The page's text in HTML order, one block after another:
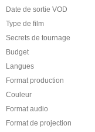
Date de sortie VOD
Type de film
Secrets de tournage
Budget
Langues
Format production
Couleur
Format audio
Format de projection